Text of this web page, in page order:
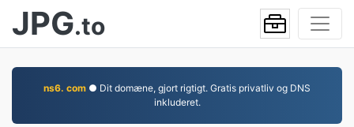
JPG.to
ns6. com ● Dit domæne, gjort rigtigt. Gratis privatliv og DNS
inkluderet.